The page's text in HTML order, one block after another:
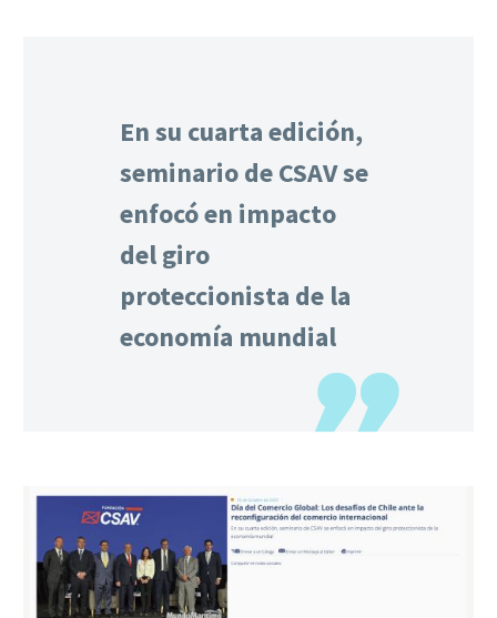
En su cuarta edición,
seminario de CSAV se
enfocó en impacto
del giro
proteccionista de la
economía mundial